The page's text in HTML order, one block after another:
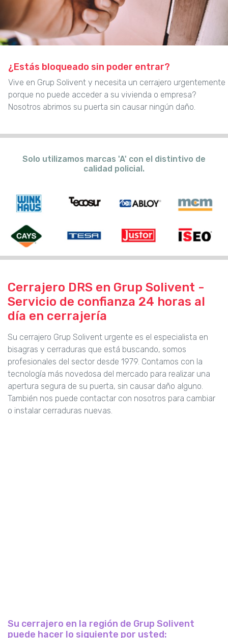
¿Estás bloqueado sin poder entrar?
Vive en Grup Solivent y necesita un cerrajero urgentemente
porque no puede acceder a su vivienda o empresa?
Nosotros abrimos su puerta sin causar ningún daño.
Solo utilizamos marcas 'A' con el distintivo de
calidad policial.
Cerrajero DRS en Grup Solivent -
Servicio de confianza 24 horas al
día en cerrajería
Su cerrajero Grup Solivent urgente es el especialista en
bisagras y cerraduras que está buscando, somos
profesionales del sector desde 1979. Contamos con la
tecnología más novedosa del mercado para realizar una
apertura segura de su puerta, sin causar daño alguno.
También nos puede contactar con nosotros para cambiar
o instalar cerraduras nuevas.
Su cerrajero en la región de Grup Solivent
puede hacer lo siguiente por usted: